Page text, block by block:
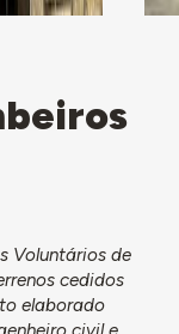
Voluntários de
cedidos
elaborado